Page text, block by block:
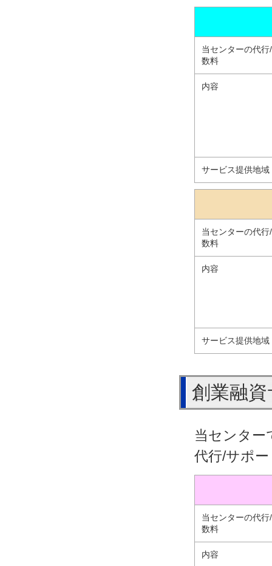
当センターの代
数料
内容
サービス提供地域
当センターの代
数料
内容
サービス提供地域
創業融
当センター
代行/サポ
当センターの代
数料
内容